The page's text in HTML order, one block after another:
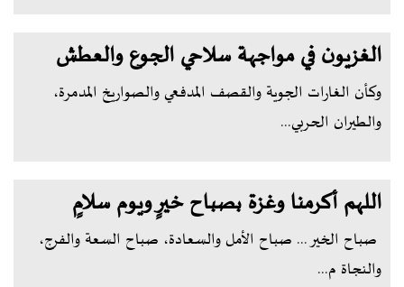
الغزيون في مواجهة سلاحي الجوع والعطش
وكأن الغارات الجوية والقصف المدفعي والصواريخ المدمرة،
والطيران الحربي...
اللهم أكرمنا وغزة بصباح خيرٍ ويوم سلامٍ
صباح الخير ... صباح الأمل والسعادة، صباح السعة والفرج،
والنجاة م...